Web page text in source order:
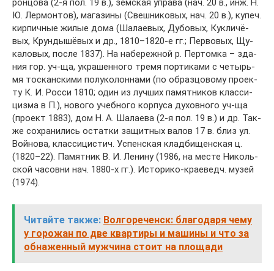
рон­цо­ва (2-я пол. 19 в.), зем­ская упра­ва (нач. 20 в., инж. Н.
Ю. Лер­мон­тов), ма­га­зи­ны (Свеш­ни­ко­вых, нач. 20 в.), ку­печ.
кир­пич­ные жи­лые до­ма (Ша­лае­вых, Ду­бо­вых, Кук­ли­чё­
вых, Крун­ды­шё­вых и др., 1810–1820-е гг.; Пер­во­вых, Щу­
ка­ло­вых, по­сле 1837). На на­бе­реж­ной р. Пер­том­ка – зда­
ния гор. уч-ща, ук­ра­шен­но­го тре­мя пор­ти­ка­ми с че­тырь­
мя тос­кан­ски­ми по­лу­ко­лон­на­ми (по об­раз­цо­во­му про­ек­
ту К. И. Рос­си 1810; один из луч­ших па­мят­ни­ков клас­си­
циз­ма в П.), но­во­го учеб­но­го кор­пу­са ду­хов­но­го уч-ща
(про­ект 1883), дом Н. А. Ша­лае­ва (2-я пол. 19 в.) и др. Так­
же со­хра­ни­лись ос­тат­ки за­щит­ных ва­лов 17 в. близ ул.
Вой­но­ва, клас­си­ци­стич. Ус­пен­ская клад­би­щен­ская ц.
(1820–22). Па­мят­ник В. И. Ле­ни­ну (1986, на мес­те Ни­коль­
ской ча­сов­ни нач. 1880-х гг.). Ис­то­ри­ко-крае­ведч. му­зей
(1974).
Читайте также: Волгореченск: благодаря чему
у горожан по две квартиры и машины и что за
обнаженный мужчина стоит на площади